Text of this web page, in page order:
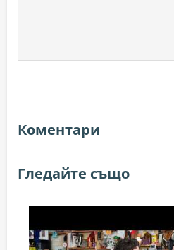
Коментари
Гледайте също